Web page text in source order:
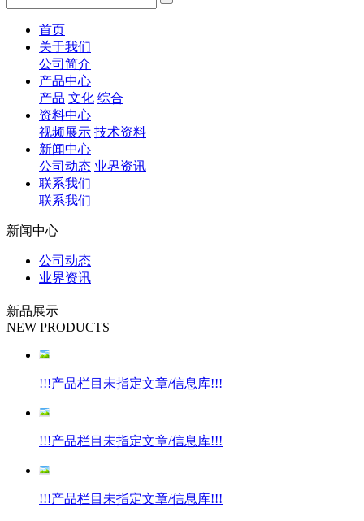
首页
关于我们
公司简介
产品中心
产品 文化 综合
资料中心
视频展示 技术资料
新闻中心
公司动态 业界资讯
联系我们
联系我们
新闻中心
公司动态
业界资讯
新品展示
NEW PRODUCTS
!!!产品栏目未指定文章/信息库!!!
!!!产品栏目未指定文章/信息库!!!
!!!产品栏目未指定文章/信息库!!!